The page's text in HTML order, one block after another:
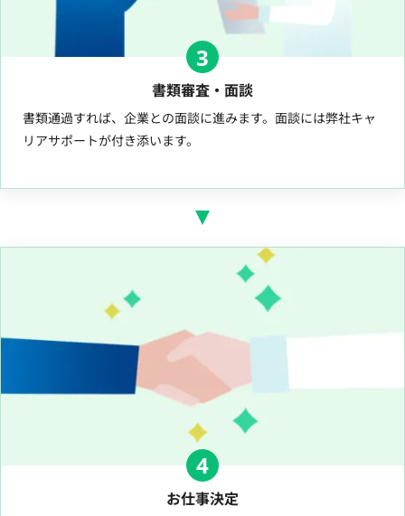
3
書類審査・面談
書類通過すれば、企業との面談に進みます。面談には弊社キャ
リアサポートが付き添います。
4
お仕事決定